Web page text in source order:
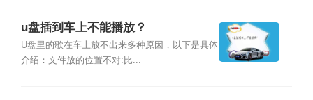
u盘插到车上不能播放？
U盘里的歌在车上放不出来多种原因，以下是具体
介绍：文件放的位置不对:比...